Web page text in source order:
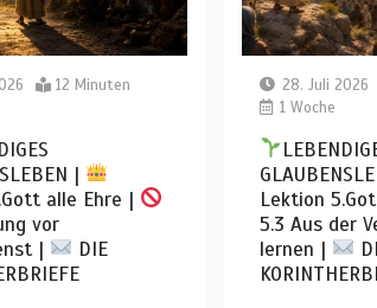
12 Minuten
|
alle Ehre |
vor
|
DIE
28. Juli 2026
1 Woche
Lektion
5.3 Aus der
lernen |